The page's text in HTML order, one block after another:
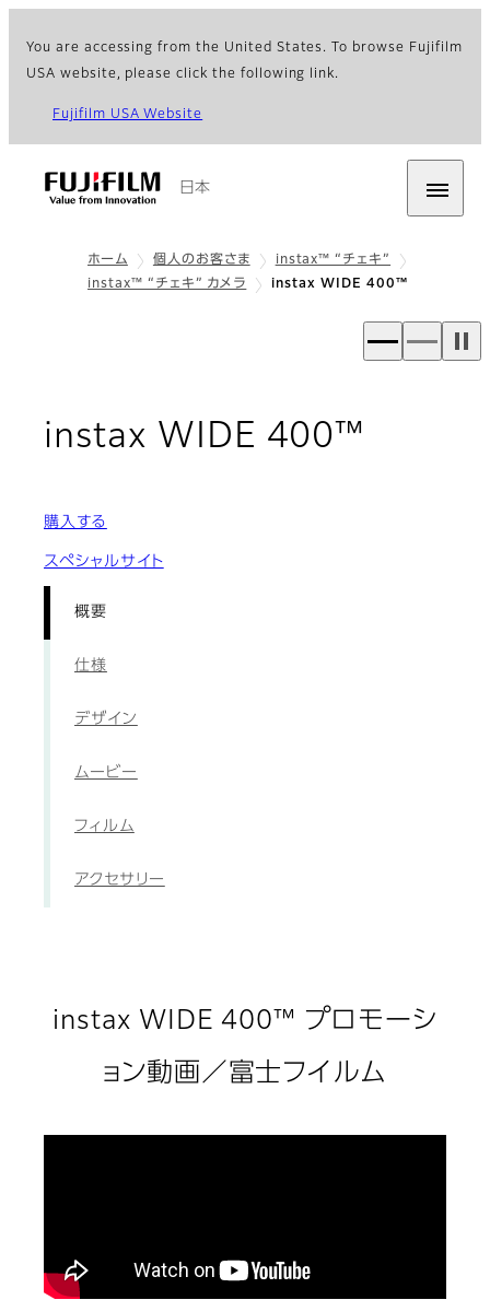
You are accessing from the United States. To browse Fujifilm
USA website, please click the following link.
Fujifilm USA Website
日本
ホーム 個人のお客さま
instax™ “チェキ”
instax™ “チェキ” カメラ
instax WIDE 400™
instax WIDE 400™
購入する
スペシャルサイト
概要
仕様
デザイン
ムービー
フィルム
アクセサリー
instax WIDE 400™ プロモーシ
ョン動画／富士フイルム